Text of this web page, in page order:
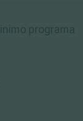
programa